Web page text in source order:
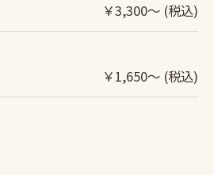
￥3,300～ (税込)
￥1,650～ (税込)